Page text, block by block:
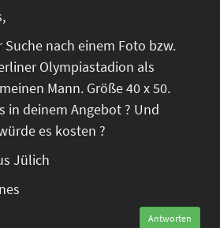
Suche nach einem Foto bzw.
Olympiastadion als
Mann. Größe 40 x 50.
in deinem Angebot ? Und
es kosten ?
Jülich
Antworten